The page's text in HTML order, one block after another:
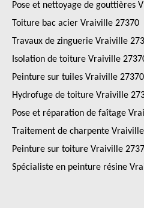
Pose et nettoyage de gouttières
Toiture bac acier Vraiville 27370
Travaux de zinguerie Vraiville
Isolation de toiture Vraiville
Peinture sur tuiles Vraiville 27370
Hydrofuge de toiture Vraiville
Pose et réparation de faîtage
Traitement de charpente
Peinture sur toiture Vraiville
Spécialiste en peinture résine